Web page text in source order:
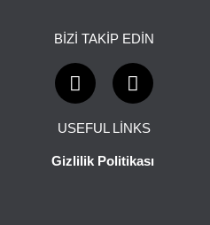
BİZİ TAKİP EDİN
USEFUL LINKS
Gizlilik Politikası